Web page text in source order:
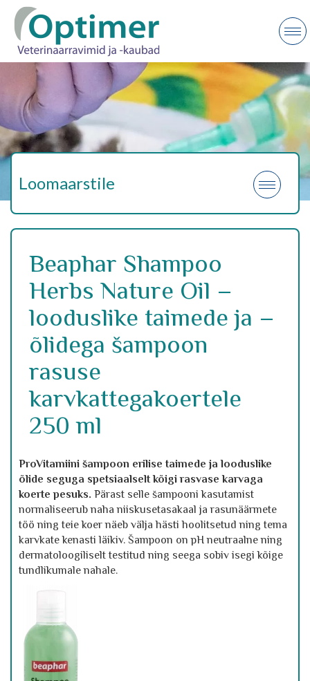
Loomaarstile
Beaphar Shampoo
Herbs Nature Oil –
looduslike taimede ja –
õlidega šampoon
rasuse
karvkattegakoertele
250 ml
ProVitamiini šampoon erilise taimede ja looduslike
õlide seguga spetsiaalselt kõigi rasvase karvaga
koerte pesuks. Pärast selle šampooni kasutamist
normaliseerub naha niiskusetasakaal ja rasunäärmete
töö ning teie koer näeb välja hästi hoolitsetud ning tema
karvkate kenasti läikiv. Šampoon on pH neutraalne ning
dermatoloogiliselt testitud ning seega sobiv isegi kõige
tundlikumale nahale.